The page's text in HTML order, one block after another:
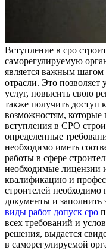
Вступлeниe в срo
саморегулируемую
является важным шагом
отрасли. Это позволяет
услуг, повысить свою
также получить доступ
возможностям, которые
вступления в СРО
определенные
необходимо иметь
работы в сфере
необходимые лицензии
квалификацию и
строителей необходимо
документы и заполнить
виды работ допуск сро
всех требований и
решения, выдается
в саморегулируемой